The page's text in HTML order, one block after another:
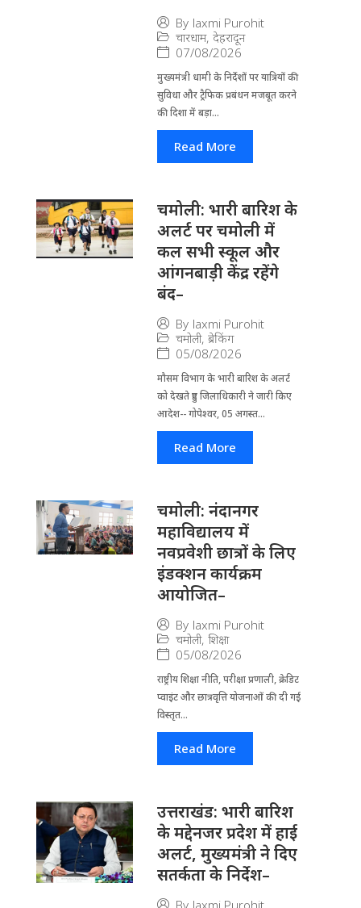
By laxmi Purohit
चारधाम, देहरादून
07/08/2026
मुख्यमंत्री धामी के निर्देशों पर यात्रियों की
सुविधा और ट्रैफिक प्रबंधन मजबूत करने
की दिशा में बड़ा...
Read More
चमोली: भारी बारिश के
अलर्ट पर चमोली में
कल सभी स्कूल और
आंगनबाड़ी केंद्र रहेंगे
बंद–
By laxmi Purohit
चमोली, ब्रेकिंग
05/08/2026
मौसम विभाग के भारी बारिश के अलर्ट
को देखते हुए जिला​धिकारी ने जारी किए
आदेश-- गोपेश्वर, 05 अगस्त...
Read More
चमोली: नंदानगर
महाविद्यालय में
नवप्रवेशी छात्रों के लिए
इंडक्शन कार्यक्रम
आयोजित–
By laxmi Purohit
चमोली, शिक्षा
05/08/2026
राष्ट्रीय शिक्षा नीति, परीक्षा प्रणाली, क्रेडिट
प्वाइंट और छात्रवृत्ति योजनाओं की दी गई
विस्तृत...
Read More
उत्तराखंड: भारी बारिश
के मद्देनजर प्रदेश में हाई
अलर्ट, मुख्यमंत्री ने दिए
सतर्कता के निर्देश–